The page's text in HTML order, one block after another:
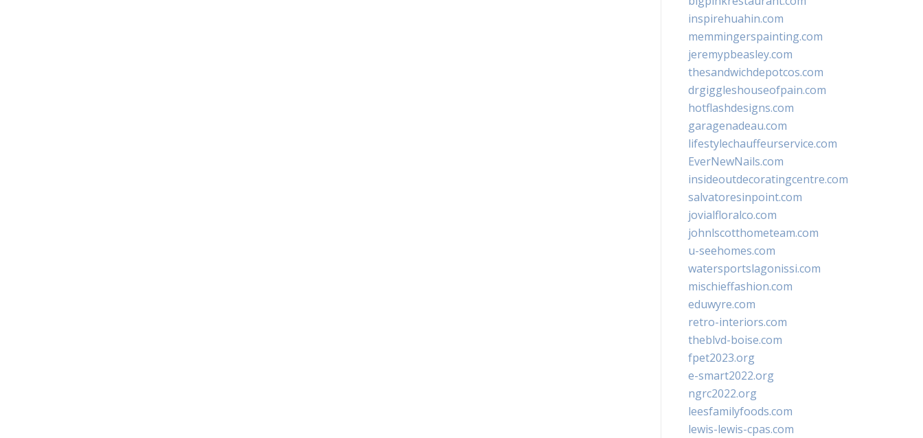
inspirehuahin.com
memmingerspainting.com
jeremypbeasley.com
thesandwichdepotcos.com
drgiggleshouseofpain.com
hotflashdesigns.com
garagenadeau.com
lifestylechauffeurservice.com
EverNewNails.com
insideoutdecoratingcentre.com
salvatoresinpoint.com
jovialfloralco.com
johnlscotthometeam.com
u-seehomes.com
watersportslagonissi.com
mischieffashion.com
eduwyre.com
retro-interiors.com
theblvd-boise.com
fpet2023.org
e-smart2022.org
ngrc2022.org
leesfamilyfoods.com
lewis-lewis-cpas.com